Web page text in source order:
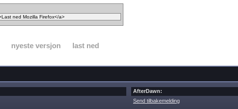
nyeste versjon last ned
AfterDawn:
Send tilbakemelding